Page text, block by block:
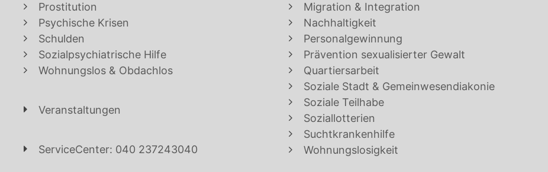
Prostitution
Psychische Krisen
Schulden
Sozialpsychiatrische Hilfe
Wohnungslos & Obdachlos
Veranstaltungen
ServiceCenter: 040 237243040
Migration & Integration
Nachhaltigkeit
Personalgewinnung
Prävention sexualisierter Gewalt
Quartiersarbeit
Soziale Stadt & Gemeinwesendiakonie
Soziale Teilhabe
Soziallotterien
Suchtkrankenhilfe
Wohnungslosigkeit